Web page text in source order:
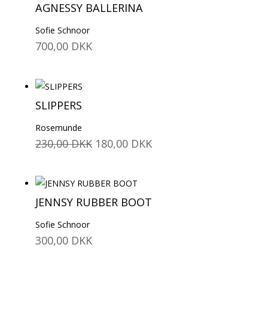
AGNESSY BALLERINA
Sofie Schnoor
700,00 DKK
SLIPPERS
Rosemunde
230,00DKK Den
var:
230,00 DKK.
180,00 DKKDen
JENNSY RUBBER BOOT
Sofie Schnoor
300,00 DKK